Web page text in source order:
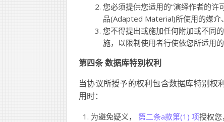
您必须提供您适用的“演绎作者的
品(Adapted Material)所使用的媒介
您不得提出或施加任何附加或不同
施，以限制使用者行使依您所适用
第四条 数据库特别权利
当协议所授予的权利包含数据库特别
用时：
为避免疑义， 第二条a款第(1) 项授权